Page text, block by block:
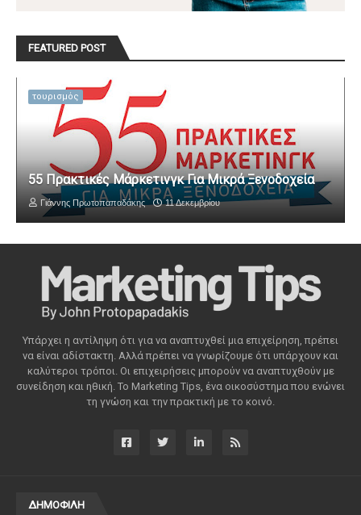
FEATURED POST
τουρισμός
55 Πρακτικές Μάρκετινγκ Για Μικρά Ξενοδοχεία
Γιάννης Πρωτοπαπαδάκης 11 Δεκεμβρίου
Υπάρχει η αντίληψη ότι για να αναπτυχθεί μια επιχείρηση, πρέπει
να είναι αδίστακτη. Αλλά πρέπει να γνωρίζουμε ότι υπάρχουν και
καλύτεροι τρόποι. Οι επιχειρήσεις μπορούν να αναπτυχθούν με
συνείδηση ​​και ηθική. Το Marketing Tips, ένα οικοσύστημα που ενώνει
τη γνώση και την πρακτική με το κοινό.
ΔΗΜΟΦΙΛΗ